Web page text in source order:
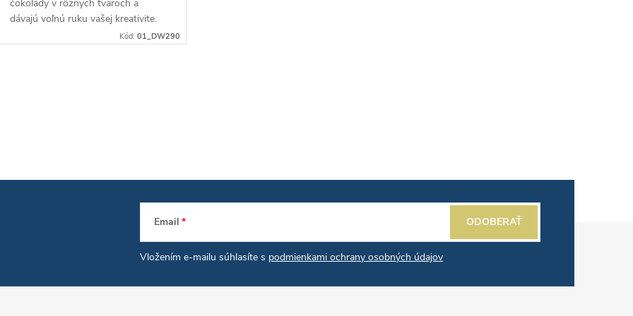
čokolády v rôznych tvaroch a
dávajú voľnú ruku vašej kreativite.
Tvrdý materiál pre ľahké uvoľnenie.
Kód:01_DW290
Email
Vložením e-mailu súhlasíte s podmienkami ochrany osobných údajov
ODOBERAŤ